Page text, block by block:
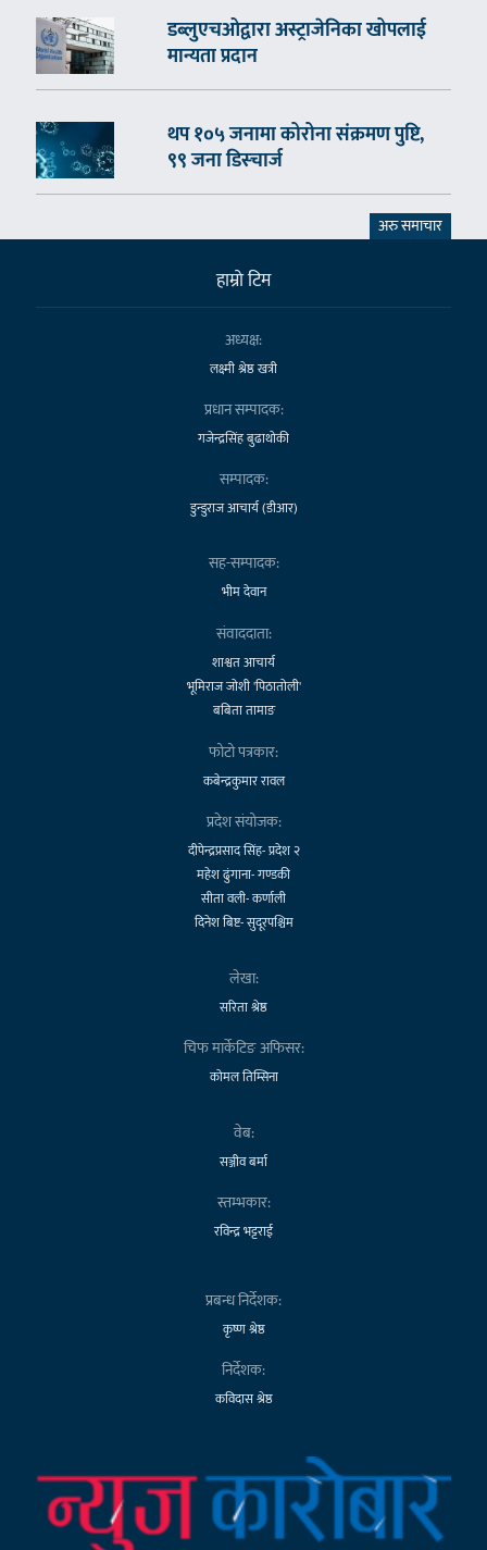
डब्लुएचओद्वारा अस्ट्राजेनिका खोपलाई
मान्यता प्रदान
थप १०५ जनामा कोरोना संक्रमण पुष्टि,
९९ जना डिस्चार्ज
अरु समाचार
हाम्राे टिम
अध्यक्ष:
लक्ष्मी श्रेष्ठ खत्री
प्रधान सम्पादक:
गजेन्द्रसिंह बुढाथोकी
सम्पादक:
डुन्डुराज आचार्य (डीआर)
सह-सम्पादक:
भीम देवान
संवाददाता:
शाश्वत आचार्य
भूमिराज जोशी 'पिठातोली'
बबिता तामाङ
फोटो पत्रकार:
कबेन्द्रकुमार रावल
प्रदेश संयोजक:
दीपेन्द्रप्रसाद सिंह- प्रदेश २
महेश ढुंगाना- गण्डकी
सीता वली- कर्णाली
दिनेश बिष्ट- सुदूरपश्चिम
लेखा:
सरिता श्रेष्ठ
चिफ मार्केटिङ अफिसर:
कोमल तिम्सिना
वेब:
सञ्जीव बर्मा
स्तम्भकार:
रविन्द्र भट्टराई
प्रबन्ध निर्देशक:
कृष्ण श्रेष्ठ
निर्देशक:
कविदास श्रेष्ठ